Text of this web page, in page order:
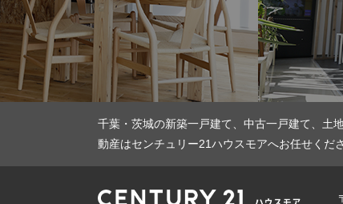
千葉・茨城の新築一戸建て、中古一戸建て、土
動産はセンチュリー21ハウスモアへお任せくだ